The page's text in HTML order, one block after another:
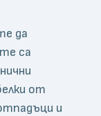
да
са
от
и